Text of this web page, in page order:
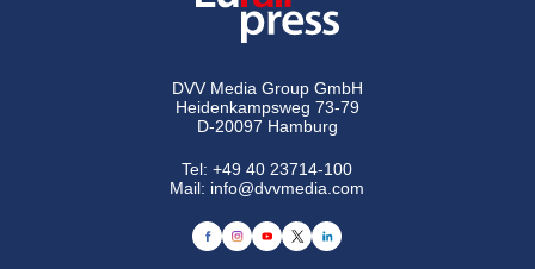
DVV Media Group GmbH
Heidenkampsweg 73-79
D-20097 Hamburg
Tel:+49 40 23714-100
Mail: info@dvvmedia.com